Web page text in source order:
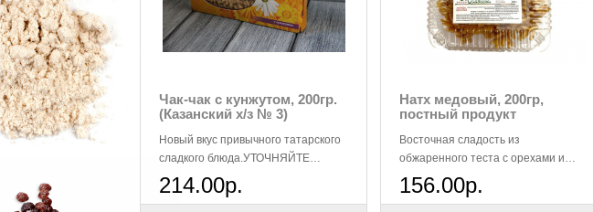
Чак-чак с кунжутом, 200гр.
(Казанский х/з № 3)
Новый вкус привычного татарского
сладкого блюда.УТОЧНЯЙТЕ
НАЛИЧИЕ ДАННОГО ТОВАРА! (В
связи с турист..
214.00р.
Натх медовый, 200гр,
постный продукт
Восточная сладость из
обжаренного теста с орехами и
медом. Нежный и рассыпчатый
натх. Лучший подарок..
156.00р.